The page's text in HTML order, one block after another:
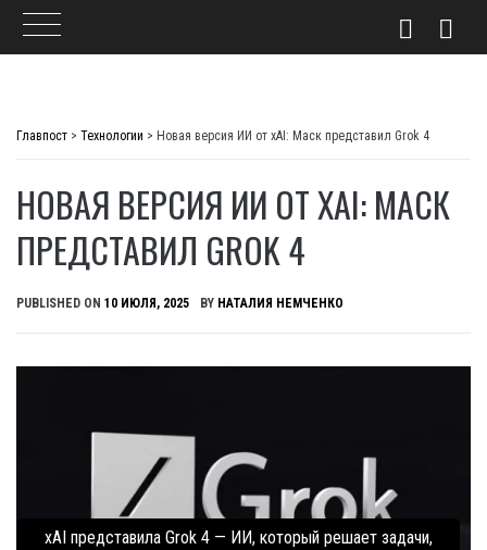
Главпост > Технологии > Новая версия ИИ от xAI: Маск представил Grok 4
НОВАЯ ВЕРСИЯ ИИ ОТ XAI: МАСК
ПРЕДСТАВИЛ GROK 4
PUBLISHED ON 10 ИЮЛЯ, 2025 BY НАТАЛИЯ НЕМЧЕНКО
xAI представила Grok 4 — ИИ, который решает задачи,